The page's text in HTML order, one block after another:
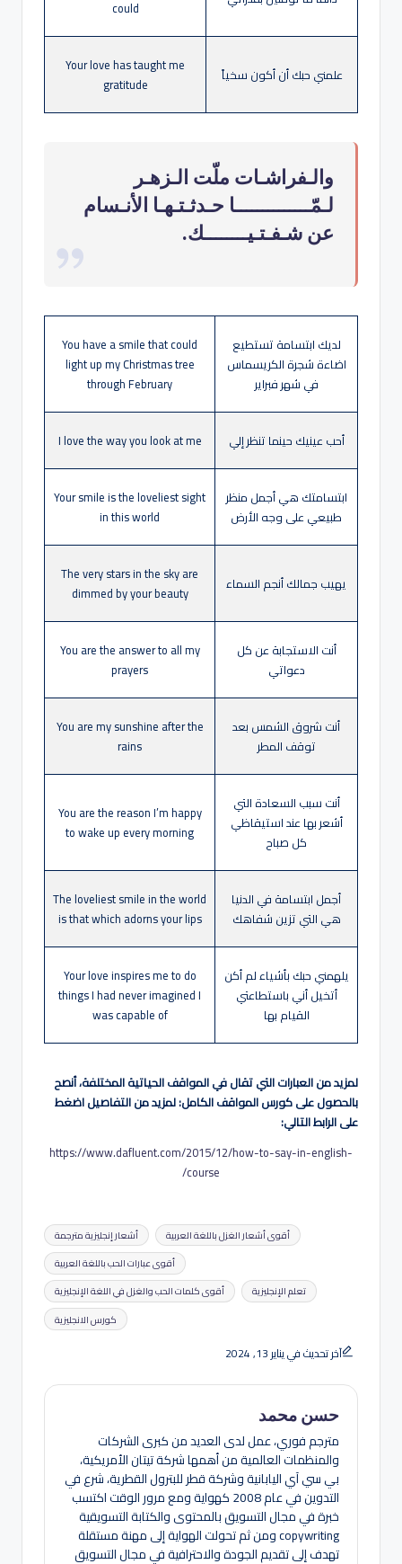
could
علمني حبك أن أكون سخياً
Your love has taught me
gratitude
والـفراشـات ملّت الـزهـر
لـمّــــــــــــــا حـدثـتـهـا الأنـسام
عن شـفـتـيــــــــك.
لديك ابتسامة تستطيع
اضاءة شجرة الكريسماس
في شهر فبراير
You have a smile that could
light up my Christmas tree
through February
أحب عينيك حينما تنظر إلي I love the way you look at me
ابتسامتك هي أجمل منظر
طبيعي على وجه الأرض
Your smile is the loveliest sight
in this world
يهيب جمالك أنجم السماء
The very stars in the sky are
dimmed by your beauty
أنت الاستجابة عن كل
دعواتي
You are the answer to all my
prayers
أنت شروق الشمس بعد
توقف المطر
You are my sunshine after the
rains
أنت سبب السعادة التي
أشعر بها عند استيقاظي
كل صباح
You are the reason I’m happy
to wake up every morning
أجمل ابتسامة في الدنيا
هي التي تزين شفاهك
The loveliest smile in the world
is that which adorns your lips
يلهمني حبك بأشياء لم أكن
أتخيل أني باستطاعتي
القيام بها
Your love inspires me to do
things I had never imagined I
was capable of
لمزيد من العبارات التي تقال في المواقف الحياتية المختلفة، أنصح
بالحصول على كورس المواقف الكامل: لمزيد من التفاصيل اضغط
على الرابط التالي:
https://www.dafluent.com/2015/12/how-to-say-in-english-
course/
أشعار إنجليزية مترجمة
أقوى أشعار الغزل باللغة العربية
أقوى عبارات الحب باللغة العربية
أقوى كلمات الحب والغزل في اللغة الإنجليزية
تعلم الإنجليزية
كورس الانجليزية
آخر تحديث في يناير 13, 2024
حسن محمد
مترجم فوري، عمل لدى العديد من كبرى الشركات
والمنظمات العالمية من أهمها شركة تيتان الأمريكية،
بي سي آي اليابانية وشركة قطر للبترول القطرية، شرع في
التدوين في عام 2008 كهواية ومع مرور الوقت اكتسب
خبرة في مجال التسويق بالمحتوى والكتابة التسويقية
copywriting ومن ثم تحولت الهواية إلى مهنة مستقلة
تهدف إلى تقديم الجودة والاحترافية في مجال التسويق